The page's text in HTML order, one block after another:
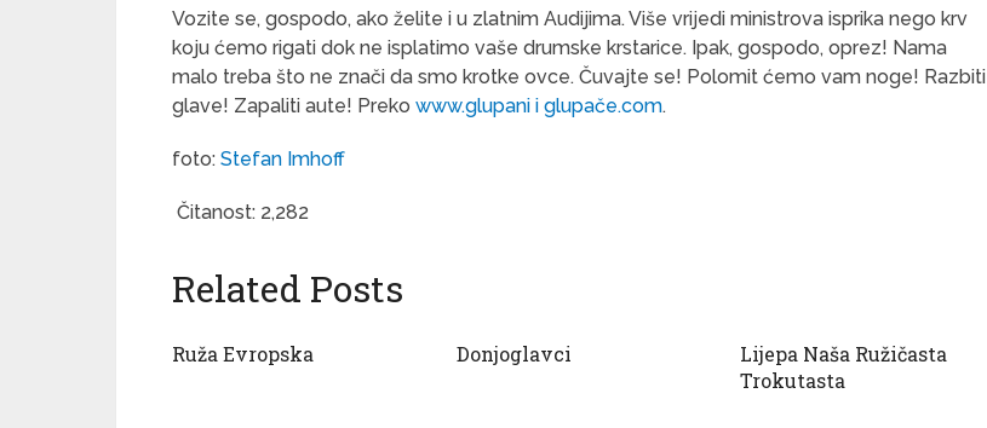
Vozite se, gospodo, ako želite i u zlatnim Audijima. Više vrijedi ministrova isprika nego krv
koju ćemo rigati dok ne isplatimo vaše drumske krstarice. Ipak, gospodo, oprez! Nama
malo treba što ne znači da smo krotke ovce. Čuvajte se! Polomit ćemo vam noge! Razbiti
glave! Zapaliti aute! Preko www.glupani i glupače.com.
foto: Stefan Imhoff
Čitanost: 2,282
Related Posts
Ruža Evropska Donjoglavci
Lijepa Naša Ružičasta
Trokutasta